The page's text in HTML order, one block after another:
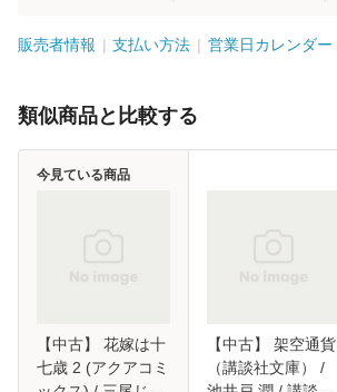
販売者情報 支払い方法 営業日カレンダー
類似商品と比較する
【中古】 花嫁は十
七歳 2 (アクアコミ
今見ている商品
【中古】 架空通貨
（講談社文庫） /